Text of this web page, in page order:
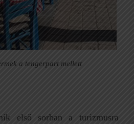
a tengerpart mellett
első sorban a turizmusra